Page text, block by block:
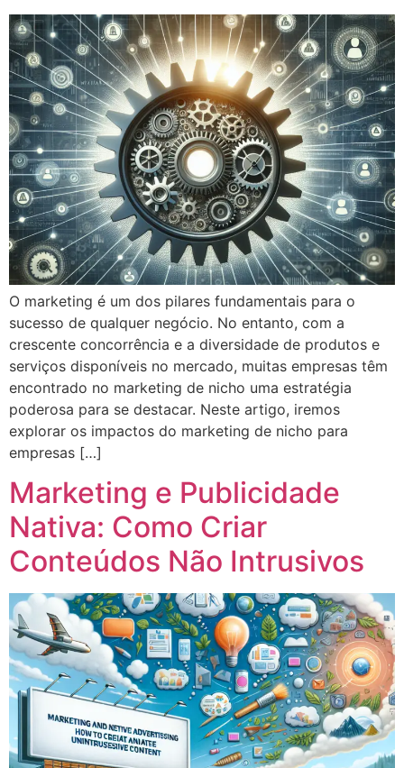
O marketing é um dos pilares fundamentais para o
sucesso de qualquer negócio. No entanto, com a
crescente concorrência e a diversidade de produtos e
serviços disponíveis no mercado, muitas empresas têm
encontrado no marketing de nicho uma estratégia
poderosa para se destacar. Neste artigo, iremos
explorar os impactos do marketing de nicho para
empresas […]
Marketing e Publicidade
Nativa: Como Criar
Conteúdos Não Intrusivos